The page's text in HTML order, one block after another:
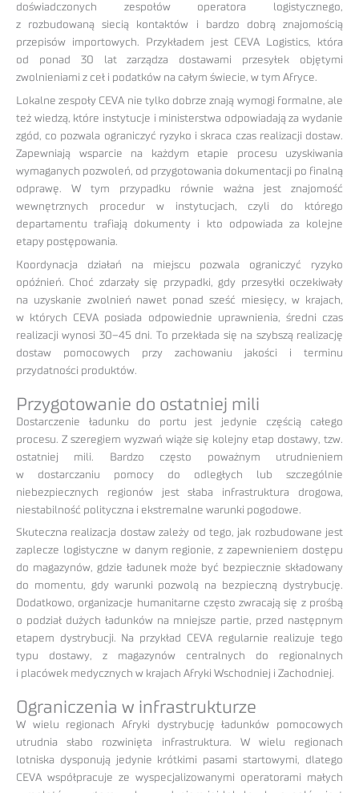
doświadczonych zespołów operatora logistycznego,
z rozbudowaną siecią kontaktów i bardzo dobrą znajomością
przepisów importowych. Przykładem jest CEVA Logistics, która
od ponad 30 lat zarządza dostawami przesyłek objętymi
zwolnieniami z ceł i podatków na całym świecie, w tym Afryce.
Lokalne zespoły CEVA nie tylko dobrze znają wymogi formalne, ale
też wiedzą, które instytucje i ministerstwa odpowiadają za wydanie
zgód, co pozwala ograniczyć ryzyko i skraca czas realizacji dostaw.
Zapewniają wsparcie na każdym etapie procesu uzyskiwania
wymaganych pozwoleń, od przygotowania dokumentacji po finalną
odprawę. W tym przypadku równie ważna jest znajomość
wewnętrznych procedur w instytucjach, czyli do którego
departamentu trafiają dokumenty i kto odpowiada za kolejne
etapy postępowania.
Koordynacja działań na miejscu pozwala ograniczyć ryzyko
opóźnień. Choć zdarzały się przypadki, gdy przesyłki oczekiwały
na uzyskanie zwolnień nawet ponad sześć miesięcy, w krajach,
w których CEVA posiada odpowiednie uprawnienia, średni czas
realizacji wynosi 30–45 dni. To przekłada się na szybszą realizację
dostaw pomocowych przy zachowaniu jakości i terminu
przydatności produktów.
Przygotowanie do ostatniej mili
Dostarczenie ładunku do portu jest jedynie częścią całego
procesu. Z szeregiem wyzwań wiąże się kolejny etap dostawy, tzw.
ostatniej mili. Bardzo często poważnym utrudnieniem
w dostarczaniu pomocy do odległych lub szczególnie
niebezpiecznych regionów jest słaba infrastruktura drogowa,
niestabilność polityczna i ekstremalne warunki pogodowe.
Skuteczna realizacja dostaw zależy od tego, jak rozbudowane jest
zaplecze logistyczne w danym regionie, z zapewnieniem dostępu
do magazynów, gdzie ładunek może być bezpiecznie składowany
do momentu, gdy warunki pozwolą na bezpieczną dystrybucję.
Dodatkowo, organizacje humanitarne często zwracają się z prośbą
o podział dużych ładunków na mniejsze partie, przed następnym
etapem dystrybucji. Na przykład CEVA regularnie realizuje tego
typu dostawy, z magazynów centralnych do regionalnych
i placówek medycznych w krajach Afryki Wschodniej i Zachodniej.
Ograniczenia w infrastrukturze
W wielu regionach Afryki dystrybucję ładunków pomocowych
utrudnia słabo rozwinięta infrastruktura. W wielu regionach
lotniska dysponują jedynie krótkimi pasami startowymi, dlatego
CEVA współpracuje ze wyspecjalizowanymi operatorami małych